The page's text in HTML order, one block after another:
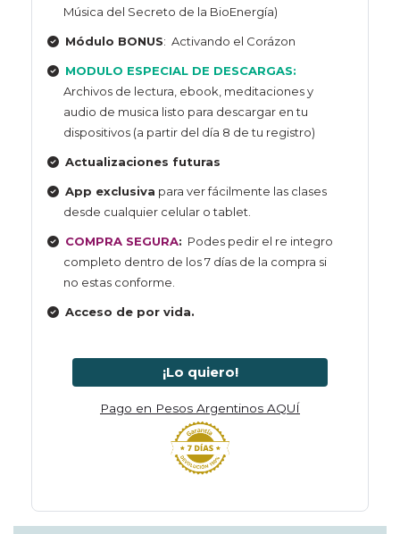
Música del Secreto de la BioEnergía)
Módulo BONUS: Activando el Corázon
MODULO ESPECIAL DE DESCARGAS:
Archivos de lectura, ebook, meditaciones y
audio de musica listo para descargar en tu
dispositivos (a partir del día 8 de tu registro)
Actualizaciones futuras
App exclusiva para ver fácilmente las clases
desde cualquier celular o tablet.
COMPRA SEGURA: Podes pedir el re integro
completo dentro de los 7 días de la compra si
no estas conforme.
Acceso de por vida.
¡Lo quiero!
Pago en Pesos Argentinos AQUÍ